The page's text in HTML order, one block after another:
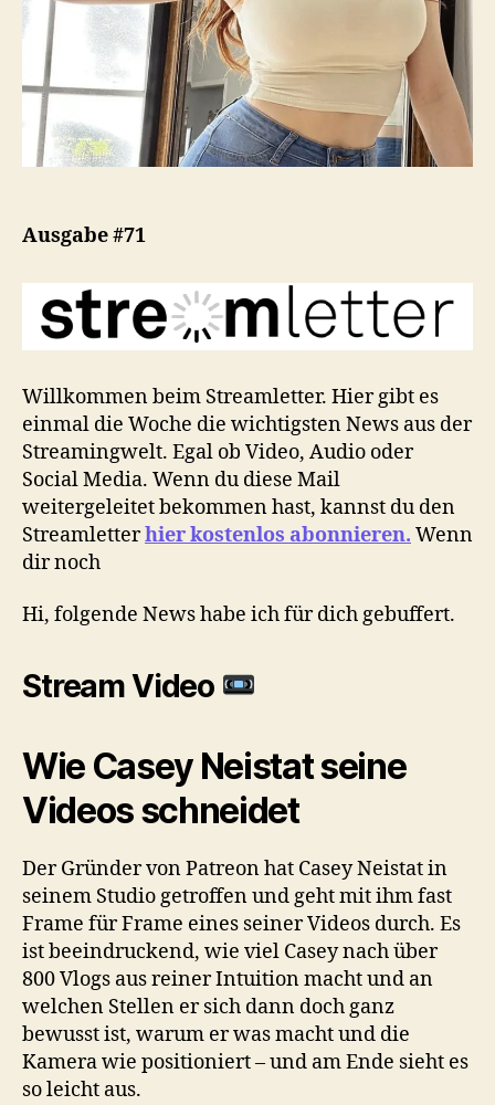
Ausgabe #71
Willkommen beim Streamletter. Hier gibt es
einmal die Woche die wichtigsten News aus der
Streamingwelt. Egal ob Video, Audio oder
Social Media. Wenn du diese Mail
weitergeleitet bekommen hast, kannst du den
Streamletterhier kostenlos abonnieren. Wenn
dir noch
Hi, folgende News habe ich für dich gebuffert.
Stream Video
Wie Casey Neistat seine
Videos schneidet
Der Gründer von Patreon hat Casey Neistat in
seinem Studio getroffen und geht mit ihm fast
Frame für Frame eines seiner Videos durch. Es
ist beeindruckend, wie viel Casey nach über
800 Vlogs aus reiner Intuition macht und an
welchen Stellen er sich dann doch ganz
bewusst ist, warum er was macht und die
Kamera wie positioniert – und am Ende sieht es
so leicht aus.